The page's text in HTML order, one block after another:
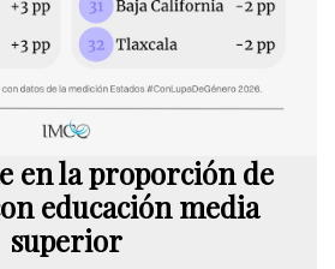
en la proporción de
educación media
superior